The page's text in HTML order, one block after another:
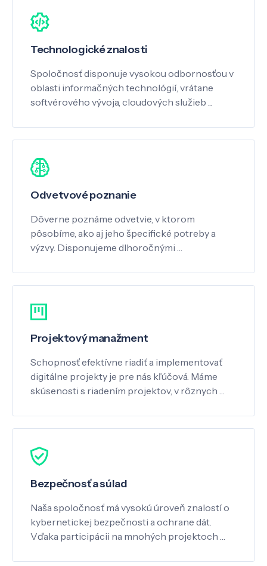
Technologické znalosti
Spoločnosť disponuje vysokou odbornosťou v
oblasti informačných technológií, vrátane
softvérového vývoja, cloudových služieb ...
Odvetvové poznanie
Dôverne poznáme odvetvie, v ktorom
pôsobíme, ako aj jeho špecifické potreby a
výzvy. Disponujeme dlhoročnými …
Projektový manažment
Schopnosť efektívne riadiť a implementovať
digitálne projekty je pre nás kľúčová. Máme
skúsenosti s riadením projektov, v rôznych …
Bezpečnosť a súlad
Naša spoločnosť má vysokú úroveň znalostí o
kybernetickej bezpečnosti a ochrane dát.
Vďaka participácii na mnohých projektoch …